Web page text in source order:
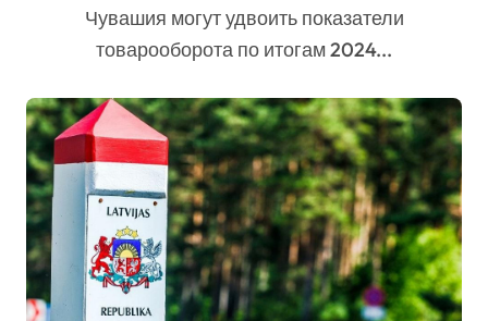
Чувашия могут удвоить показатели
товарооборота по итогам 2024...